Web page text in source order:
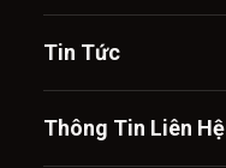
Tin Tức
Thông Tin Liên Hệ